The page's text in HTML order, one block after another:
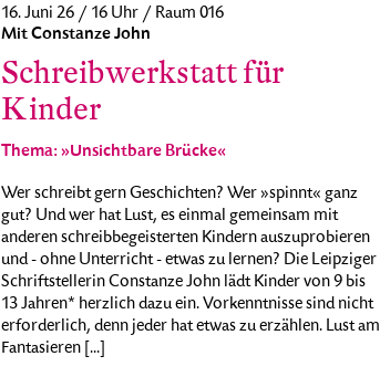
16. Juni 26 / 16 Uhr / Raum 016
Mit Constanze John
Schreibwerkstatt für
Kinder
Thema: »Unsichtbare Brücke«
Wer schreibt gern Geschichten? Wer »spinnt« ganz
gut? Und wer hat Lust, es einmal gemeinsam mit
anderen schreibbegeisterten Kindern auszuprobieren
und - ohne Unterricht - etwas zu lernen? Die Leipziger
Schriftstellerin Constanze John lädt Kinder von 9 bis
13 Jahren* herzlich dazu ein. Vorkenntnisse sind nicht
erforderlich, denn jeder hat etwas zu erzählen. Lust am
Fantasieren [...]